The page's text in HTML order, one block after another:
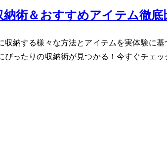
術＆おすすめアイテム徹底
する様々な方法とアイテムを実体験に基づ
ったりの収納術が見つかる！今すぐチェ